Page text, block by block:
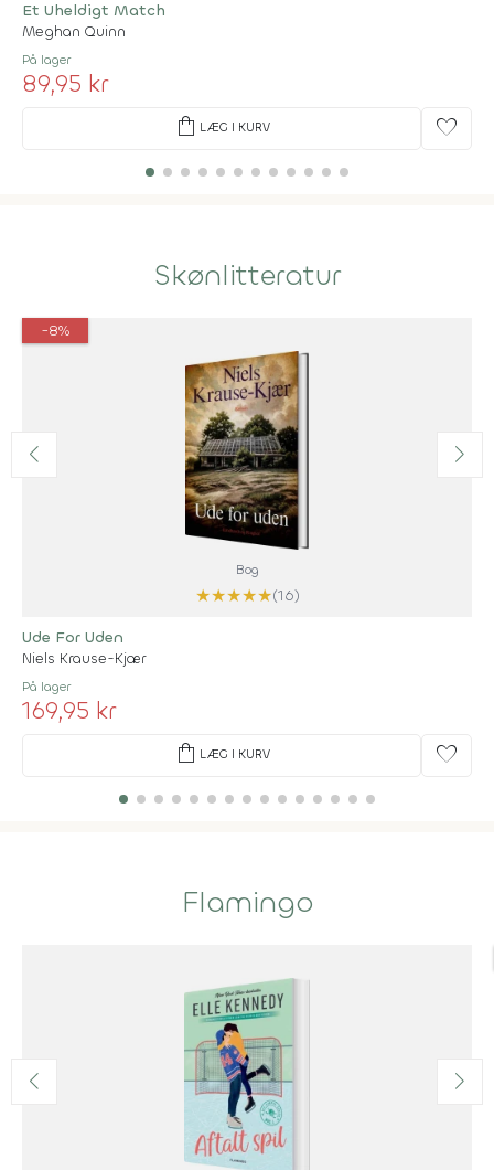
Et Uheldigt Match
Meghan Quinn
På lager
89,95 kr
shopping_bag LÆG I KURV favorite
Skønlitteratur
-8%
Bog
★★★★★(16)
Ude For Uden
Niels Krause-Kjær
På lager
169,95 kr
shopping_bag LÆG I KURV favorite
Flamingo